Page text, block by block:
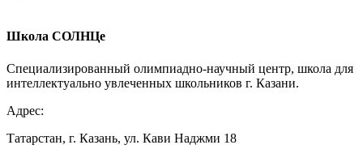
Сайт
Школа СОЛНЦе
Специализированный олимпиадно-научный центр, школа для
интеллектуально увлеченных школьников г. Казани.
Адрес:
Татарстан, г. Казань, ул. Кави Наджми 18